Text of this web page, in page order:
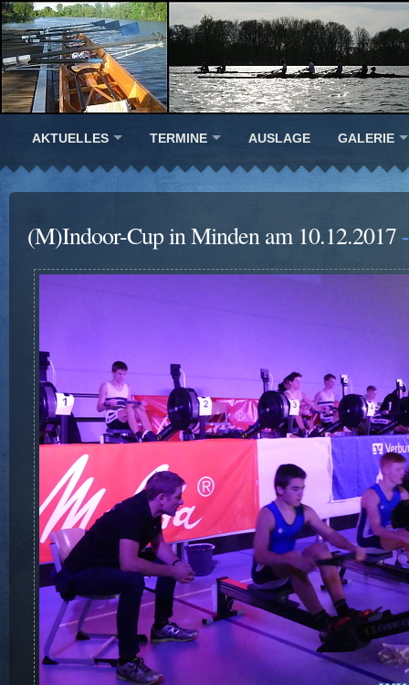
AKTUELLES TERMINE AUSLAGE GALERIE
(M)Indoor-Cup in Minden am 10.12.2017